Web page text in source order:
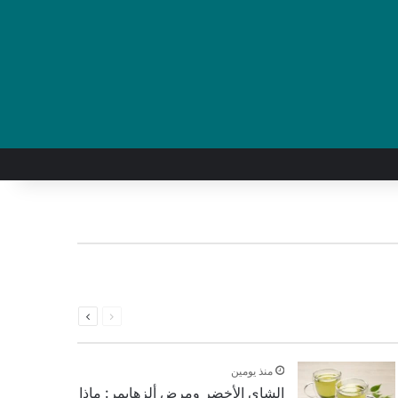
الصفحةالصفحة
منذ يومين
الشاي الأخضر ومرض ألزهايمر: ماذا